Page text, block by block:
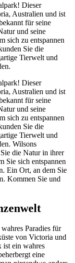
Dieser
Australien und ist
für seine
und seine
sich zu entspannen
Sie die
Tierwelt und
Dieser
Australien und ist
für seine
und seine
sich zu entspannen
Sie die
Tierwelt und
Wilsons
die Natur in ihrer
Sie sich entspannen
Ein Ort, an dem Sie
Kommen Sie und
Paradies für
von Victoria und
ist ein wahres
eine